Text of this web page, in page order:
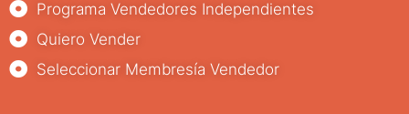
Programa Vendedores Independientes
Quiero Vender
Seleccionar Membresía Vendedor